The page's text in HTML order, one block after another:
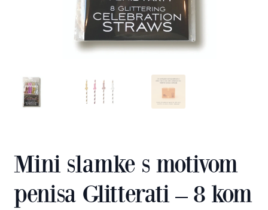
Mini slamke s motivom
penisa Glitterati – 8 kom